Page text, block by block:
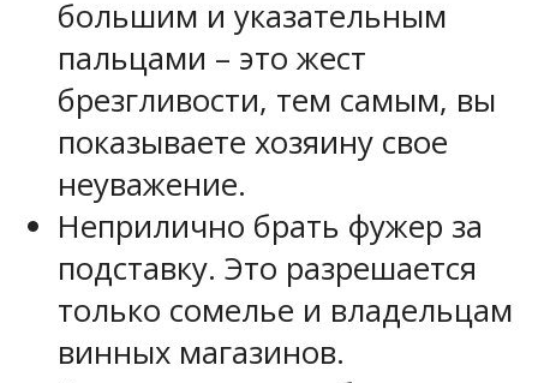
большим и указательным
пальцами – это жест
брезгливости, тем самым, вы
показываете хозяину свое
неуважение.
Неприлично брать фужер за
подставку. Это разрешается
только сомелье и владельцам
винных магазинов.